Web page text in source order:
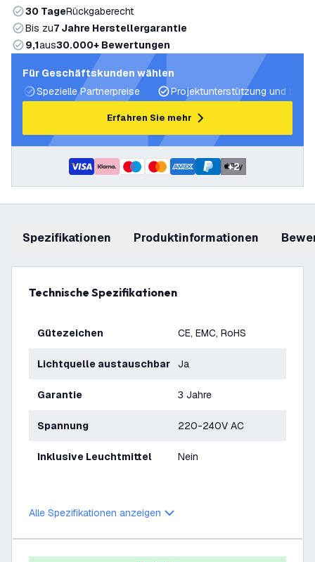
30 TageRückgaberecht
Bis zu7 Jahre Herstellergarantie
9,1aus30.000+ Bewertungen
Für Geschäftskunden wählen
Spezielle Partnerpreise
Projektunterstützung und
Erfahren Sie mehr
+2
Spezifikationen Produktinformationen
Technische Spezifikationen
Gütezeichen CE, EMC, RoHS
Lichtquelle austauschbar Ja
Garantie 3 Jahre
Spannung 220-240V AC
Inklusive Leuchtmittel Nein
Alle Spezifikationen anzeigen